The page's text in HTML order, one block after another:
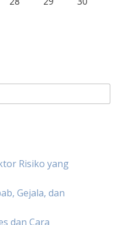
Risiko yang
Gejala, dan
dan Cara